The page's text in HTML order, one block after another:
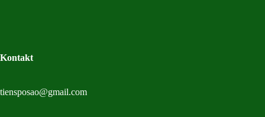
Kontakt
tiensposao@gmail.com